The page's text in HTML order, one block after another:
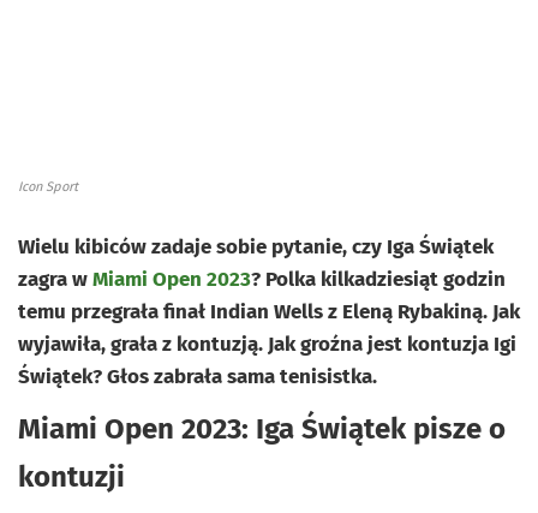
Icon Sport
Wielu kibiców zadaje sobie pytanie, czy Iga Świątek
zagra wMiami Open 2023? Polka kilkadziesiąt godzin
temu przegrała finał Indian Wells z Eleną Rybakiną. Jak
wyjawiła, grała z kontuzją. Jak groźna jest kontuzja Igi
Świątek? Głos zabrała sama tenisistka.
Miami Open 2023: Iga Świątek pisze o
kontuzji